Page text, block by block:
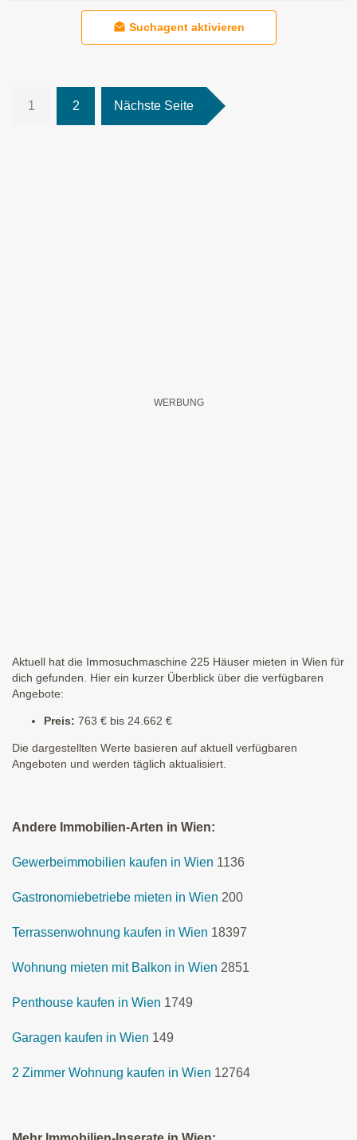
Suchagent aktivieren
1 2 Nächste Seite
Aktuell hat die Immosuchmaschine 225 Häuser mieten in Wien für
dich gefunden. Hier ein kurzer Überblick über die verfügbaren
Angebote:
Preis: 763 € bis 24.662 €
Die dargestellten Werte basieren auf aktuell verfügbaren
Angeboten und werden täglich aktualisiert.
Andere Immobilien-Arten in Wien:
Gewerbeimmobilien kaufen in Wien 1136
Gastronomiebetriebe mieten in Wien 200
Terrassenwohnung kaufen in Wien 18397
Wohnung mieten mit Balkon in Wien 2851
Penthouse kaufen in Wien 1749
Garagen kaufen in Wien 149
2 Zimmer Wohnung kaufen in Wien 12764